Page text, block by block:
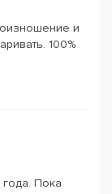
и
100%
Пока